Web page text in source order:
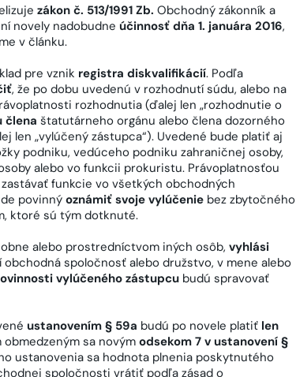
zákon č. 513/1991 Zb. Obchodný zákonník a
novely nadobudne účinnosť dňa 1. januára 2016,
v článku.
pre vznik registra diskvalifikácií. Podľa
, že po dobu uvedenú v rozhodnutí súdu, alebo na
rozhodnutia (ďalej len „rozhodnutie o
člena štatutárneho orgánu alebo člena dozorného
len „vylúčený zástupca“). Uvedené bude platiť aj
podniku, vedúceho podniku zahraničnej osoby,
alebo vo funkcii prokuristu. Právoplatnosťou
funkcie vo všetkých obchodných
povinný oznámiť svoje vylúčenie bez zbytočného
ktoré sú tým dotknuté.
alebo prostredníctvom iných osôb, vyhlási
spoločnosť alebo družstvo, v mene alebo
vylúčeného zástupcu budú spravovať
ustanovením § 59a budú po novele platiť len
sa novýmodsekom 7 v ustanovení §
ustanovenia sa hodnota plnenia poskytnutého
spoločnosti vrátiť podľa zásad o